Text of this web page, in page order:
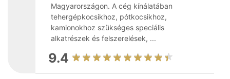
Magyarországon. A cég kínálatában
tehergépkocsikhoz, pótkocsikhoz,
kamionokhoz szükséges speciális
alkatrészek és felszerelések, ...
9.4